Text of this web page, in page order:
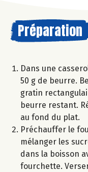
Préparation
Dans une
50 g de beurre.
gratin
beurre restant.
au fond du plat.
Préchauffer le
mélanger les
dans la boisson
fourchette.